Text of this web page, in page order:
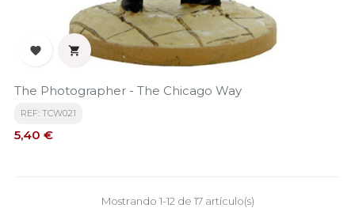
 
The Photographer - The Chicago Way
REF: TCW021
Precio
5,40 €
Mostrando 1-12 de 17 artículo(s)